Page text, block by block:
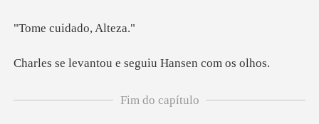
uidado,
tou e seguiu Han
Fim do capítulo